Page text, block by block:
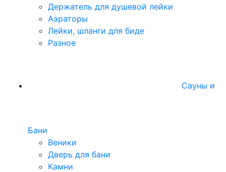
Держатель для душевой лейки
Аэраторы
Лейки, шланги для биде
Разное
Сауны и
Бани
Веники
Дверь для бани
Камни